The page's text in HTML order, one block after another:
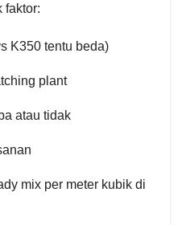
faktor:
K350 tentu beda)
plant
atau tidak
mix per meter kubik di